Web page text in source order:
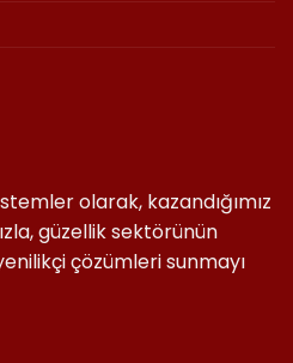
olarak, kazandığımız
güzellik sektörünün
çözümleri sunmayı